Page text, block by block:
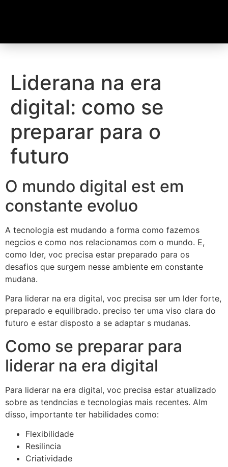
Liderana na era
digital: como se
preparar para o
futuro
O mundo digital est em
constante evoluo
A tecnologia est mudando a forma como fazemos
negcios e como nos relacionamos com o mundo. E,
como lder, voc precisa estar preparado para os
desafios que surgem nesse ambiente em constante
mudana.
Para liderar na era digital, voc precisa ser um lder forte,
preparado e equilibrado. preciso ter uma viso clara do
futuro e estar disposto a se adaptar s mudanas.
Como se preparar para
liderar na era digital
Para liderar na era digital, voc precisa estar atualizado
sobre as tendncias e tecnologias mais recentes. Alm
disso, importante ter habilidades como:
Flexibilidade
Resilincia
Criatividade